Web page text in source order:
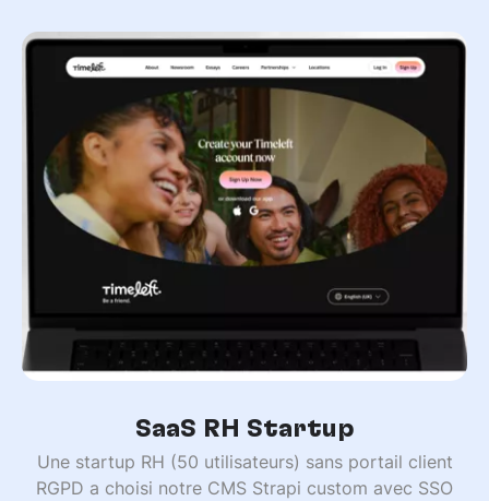
SaaS RH Startup
Une startup RH (50 utilisateurs) sans portail client
RGPD a choisi notre CMS Strapi custom avec SSO